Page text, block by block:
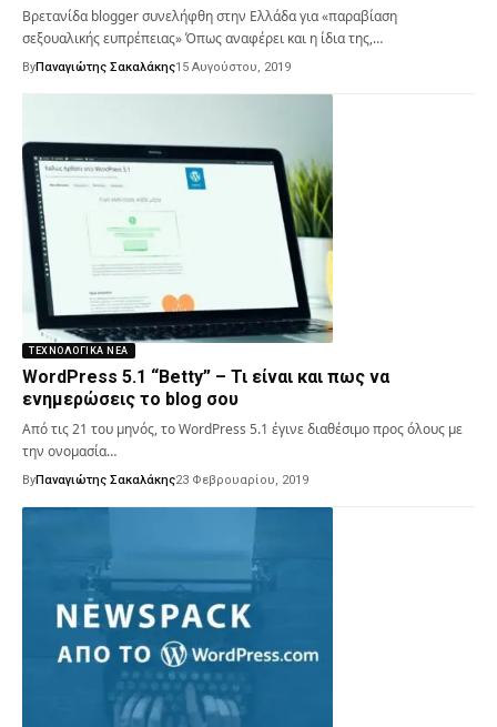
Βρετανίδα blogger συνελήφθη στην Ελλάδα για «παραβίαση
σεξουαλικής ευπρέπειας» Όπως αναφέρει και η ίδια της,…
ByΠαναγιώτης Σακαλάκης15 Αυγούστου, 2019
ΤΕΧΝΟΛΟΓΙΚΆ ΝΈΑ
WordPress 5.1 “Betty” – Τι είναι και πως να
ενημερώσεις το blog σου
Από τις 21 του μηνός, το WordPress 5.1 έγινε διαθέσιμο προς όλους με
την ονομασία…
ByΠαναγιώτης Σακαλάκης23 Φεβρουαρίου, 2019